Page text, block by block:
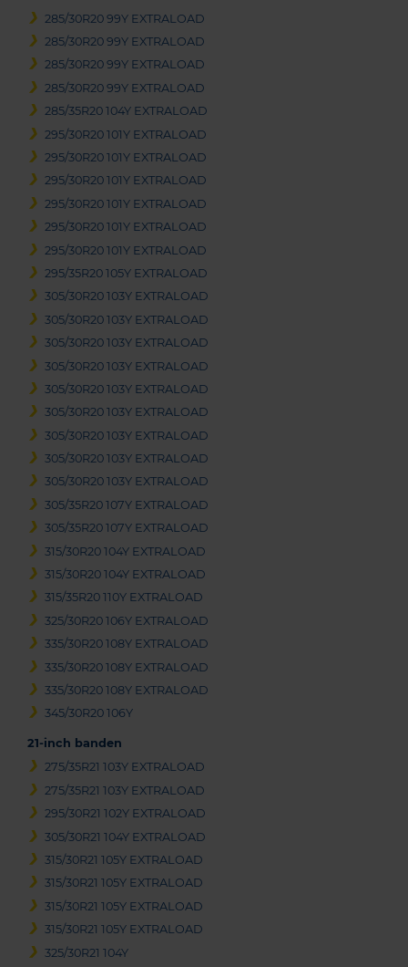
285/30R20 99Y EXTRALOAD
285/30R20 99Y EXTRALOAD
285/30R20 99Y EXTRALOAD
285/30R20 99Y EXTRALOAD
285/35R20 104Y EXTRALOAD
295/30R20 101Y EXTRALOAD
295/30R20 101Y EXTRALOAD
295/30R20 101Y EXTRALOAD
295/30R20 101Y EXTRALOAD
295/30R20 101Y EXTRALOAD
295/30R20 101Y EXTRALOAD
295/35R20 105Y EXTRALOAD
305/30R20 103Y EXTRALOAD
305/30R20 103Y EXTRALOAD
305/30R20 103Y EXTRALOAD
305/30R20 103Y EXTRALOAD
305/30R20 103Y EXTRALOAD
305/30R20 103Y EXTRALOAD
305/30R20 103Y EXTRALOAD
305/30R20 103Y EXTRALOAD
305/30R20 103Y EXTRALOAD
305/35R20 107Y EXTRALOAD
305/35R20 107Y EXTRALOAD
315/30R20 104Y EXTRALOAD
315/30R20 104Y EXTRALOAD
315/35R20 110Y EXTRALOAD
325/30R20 106Y EXTRALOAD
335/30R20 108Y EXTRALOAD
335/30R20 108Y EXTRALOAD
335/30R20 108Y EXTRALOAD
345/30R20 106Y
21-inch banden
275/35R21 103Y EXTRALOAD
275/35R21 103Y EXTRALOAD
295/30R21 102Y EXTRALOAD
305/30R21 104Y EXTRALOAD
315/30R21 105Y EXTRALOAD
315/30R21 105Y EXTRALOAD
315/30R21 105Y EXTRALOAD
315/30R21 105Y EXTRALOAD
325/30R21 104Y